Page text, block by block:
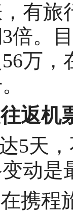
有旅
倍。
万
返机
5天
动是
携程